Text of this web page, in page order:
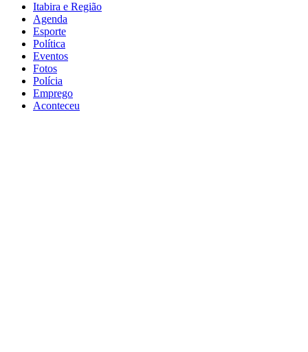
Itabira e Região
Agenda
Esporte
Política
Eventos
Fotos
Polícia
Emprego
Aconteceu